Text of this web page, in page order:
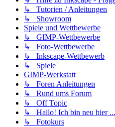
↳ Tutorien / Anleitungen
↳ Showroom
Spiele und Wettbewerbe
↳ GIMP-Wettbewerbe
↳ Foto-Wettbewerbe
↳ Inkscape-Wettbewerb
↳ Spiele
GIMP-Werkstatt
↳ Foren Anleitungen
↳ Rund ums Forum
↳ Off Topic
↳ Hallo! Ich bin neu hier ...
↳ Fotokurs